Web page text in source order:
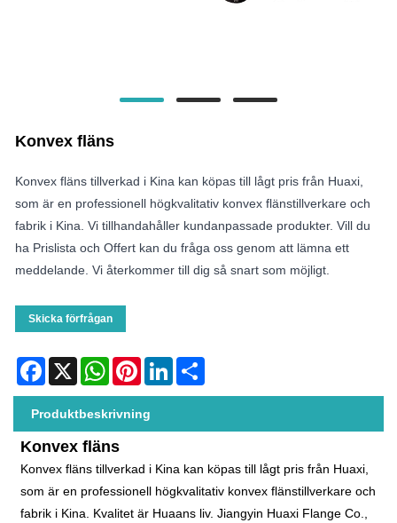
Konvex fläns
Konvex fläns tillverkad i Kina kan köpas till lågt pris från Huaxi,
som är en professionell högkvalitativ konvex flänstillverkare och
fabrik i Kina. Vi tillhandahåller kundanpassade produkter. Vill du
ha Prislista och Offert kan du fråga oss genom att lämna ett
meddelande. Vi återkommer till dig så snart som möjligt.
Skicka förfrågan
Facebook
X WhatsAppPinterestLinkedIn
Produktbeskrivning
Konvex fläns
Konvex fläns tillverkad i Kina kan köpas till lågt pris från Huaxi,
som är en professionell högkvalitativ konvex flänstillverkare och
fabrik i Kina. Kvalitet är Huaans liv. Jiangyin Huaxi Flange Co.,